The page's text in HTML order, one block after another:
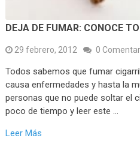
DEJA DE FUMAR: CONOCE
29 febrero, 2012 0
Todos sabemos que fumar
causa enfermedades y hasta la
personas que no puede soltar el
poco de tiempo y leer este …
Leer Más